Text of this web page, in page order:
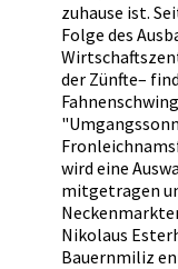
zuhause ist.
Folge des
der Zünfte–
wird eine
mitgetragen
Nikolaus
Bauernmiliz